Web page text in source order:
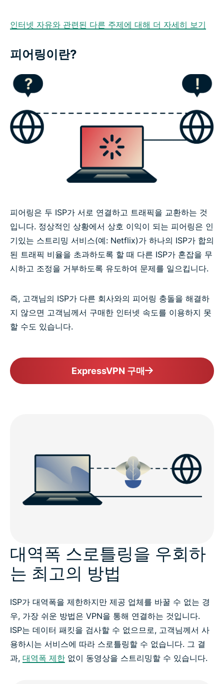
인터넷 자유와 관련된 다른 주제에 대해 더 자세히 보기
피어링이란?
피어링은 두 ISP가 서로 연결하고 트래픽을 교환하는 것
입니다. 정상적인 상황에서 상호 이익이 되는 피어링은 인
기있는 스트리밍 서비스(예: Netflix)가 하나의 ISP가 합의
된 트래픽 비율을 초과하도록 할 때 다른 ISP가 혼잡을 무
시하고 조정을 거부하도록 유도하여 문제를 일으킵니다.
즉, 고객님의 ISP가 다른 회사와의 피어링 충돌을 해결하
지 않으면 고객님께서 구매한 인터넷 속도를 이용하지 못
할 수도 있습니다.
ExpressVPN 구매
대역폭 스로틀링을 우회하
는 최고의 방법
ISP가 대역폭을 제한하지만 제공 업체를 바꿀 수 없는 경
우, 가장 쉬운 방법은 VPN을 통해 연결하는 것입니다.
ISP는 데이터 패킷을 검사할 수 없으므로, 고객님께서 사
용하시는 서비스에 따라 스로틀링할 수 없습니다. 그 결
과, 대역폭 제한 없이 동영상을 스트리밍할 수 있습니다.